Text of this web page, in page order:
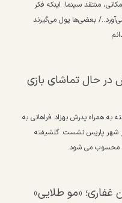
منتقد سینما:‌ اینکه فکر
بعضی‌ها پول می‌گیرند
در حال تماشای بازی
به همراه پدرش بهزاد فراهانی به
شهر پاریس نشست. گلشیفته
محسوب می شود.
غفاری؛ «مو طلایی»